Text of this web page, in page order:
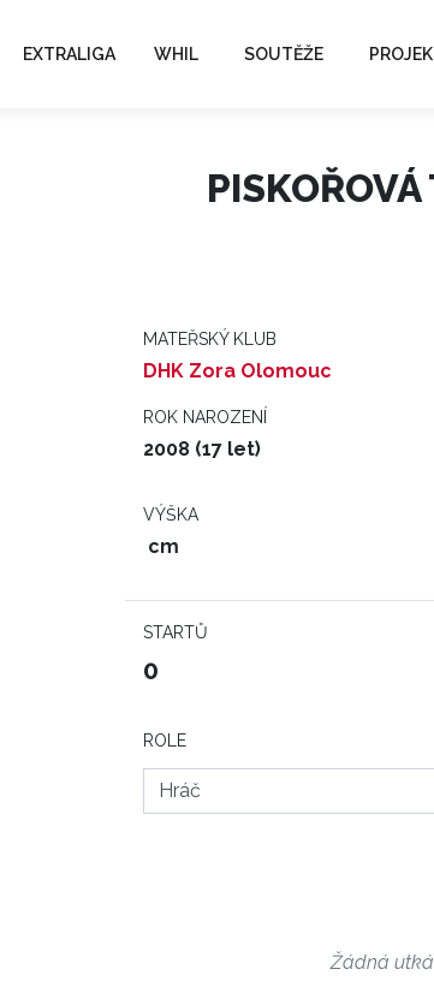
EXTRALIGA WHIL SOUTĚŽE
PISKOŘOVÁ
MATEŘSKÝ KLUB
DHK Zora Olomouc
ROK NAROZENÍ
2008 (17 let)
VÝŠKA
cm
STARTŮ
0
ROLE
Žádná